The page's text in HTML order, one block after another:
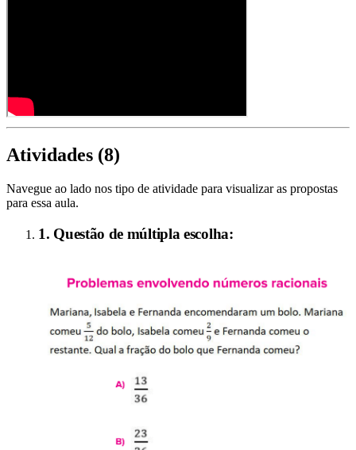
Atividades (8)
Navegue ao lado nos tipo de atividade para visualizar as propostas
para essa aula.
1. Questão de múltipla escolha: